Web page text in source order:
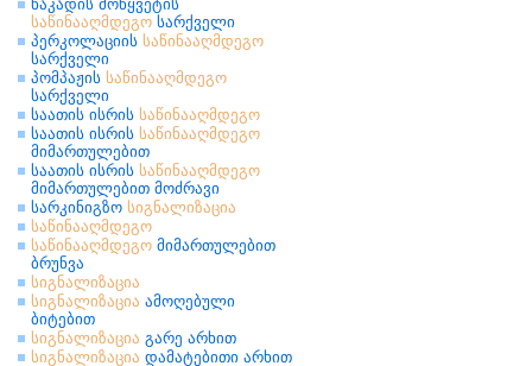
ნაკადის მოწყვეტის
საწინააღმდეგო სარქველი
პერკოლაციის საწინააღმდეგო
სარქველი
პომპაჟის საწინააღმდეგო
სარქველი
საათის ისრის საწინააღმდეგო
საათის ისრის საწინააღმდეგო
მიმართულებით
საათის ისრის საწინააღმდეგო
მიმართულებით მოძრავი
სარკინიგზო სიგნალიზაცია
საწინააღმდეგო
საწინააღმდეგო მიმართულებით
ბრუნვა
სიგნალიზაცია
სიგნალიზაცია ამოღებული
ბიტებით
სიგნალიზაცია გარე არხით
სიგნალიზაცია დამატებითი არხით